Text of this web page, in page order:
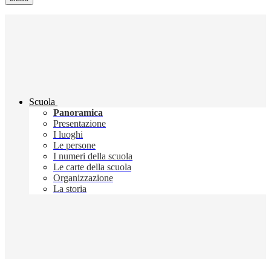
Scuola
Panoramica
Presentazione
I luoghi
Le persone
I numeri della scuola
Le carte della scuola
Organizzazione
La storia